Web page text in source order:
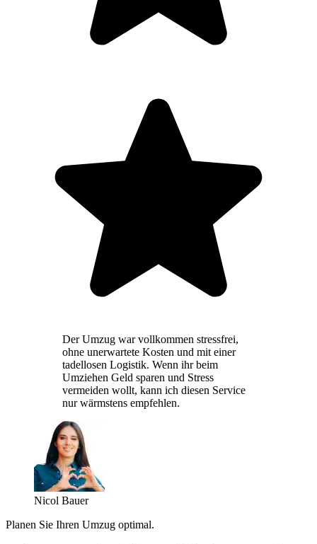
Der Umzug war vollkommen stressfrei,
ohne unerwartete Kosten und mit einer
tadellosen Logistik. Wenn ihr beim
Umziehen Geld sparen und Stress
vermeiden wollt, kann ich diesen Service
nur wärmstens empfehlen.
Nicol Bauer
Planen Sie Ihren Umzug optimal.